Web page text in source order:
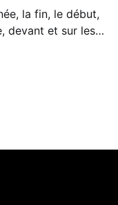
la fin, le début,
devant et sur les
de montrer où